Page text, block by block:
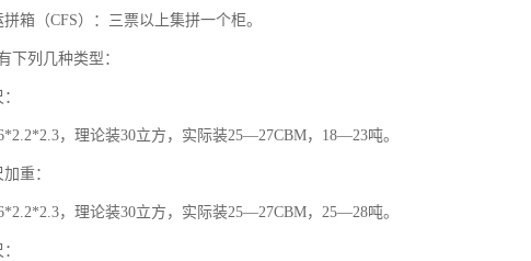
箱（CFS）：三票以上集拼一个柜。
下列几种类型：
，理论装30立方，实际装25—27CBM，18—23吨。
重：
，理论装30立方，实际装25—27CBM，25—28吨。